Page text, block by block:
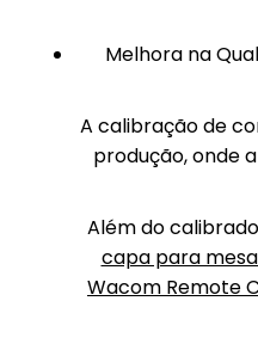
Melhora na
A calibração de
produção, onde
Além do
capa para
Wacom Remote